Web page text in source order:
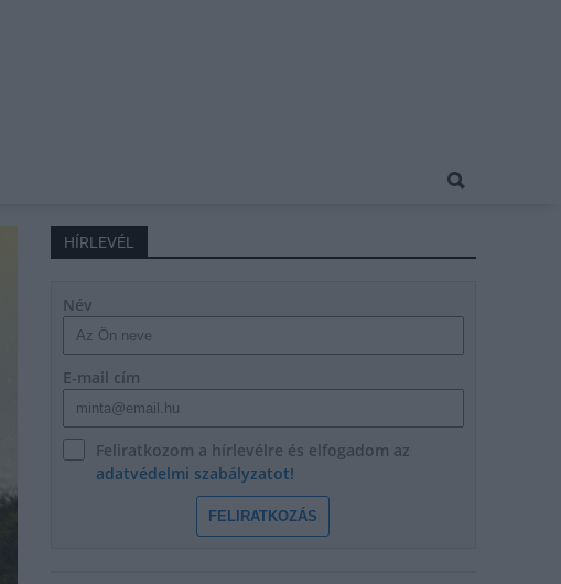
HÍRLEVÉL
Név
E-mail cím
Feliratkozom a hírlevélre és elfogadom az
adatvédelmi szabályzatot!
FELIRATKOZÁS